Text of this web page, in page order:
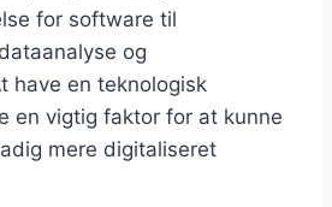
for software til
og
have en teknologisk
en vigtig faktor for at kunne
mere digitaliseret